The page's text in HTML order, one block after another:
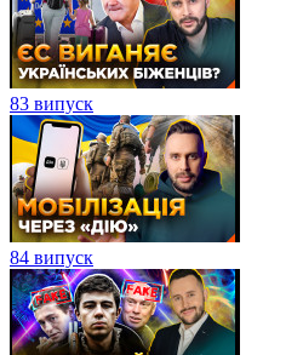
83 випуск
84 випуск